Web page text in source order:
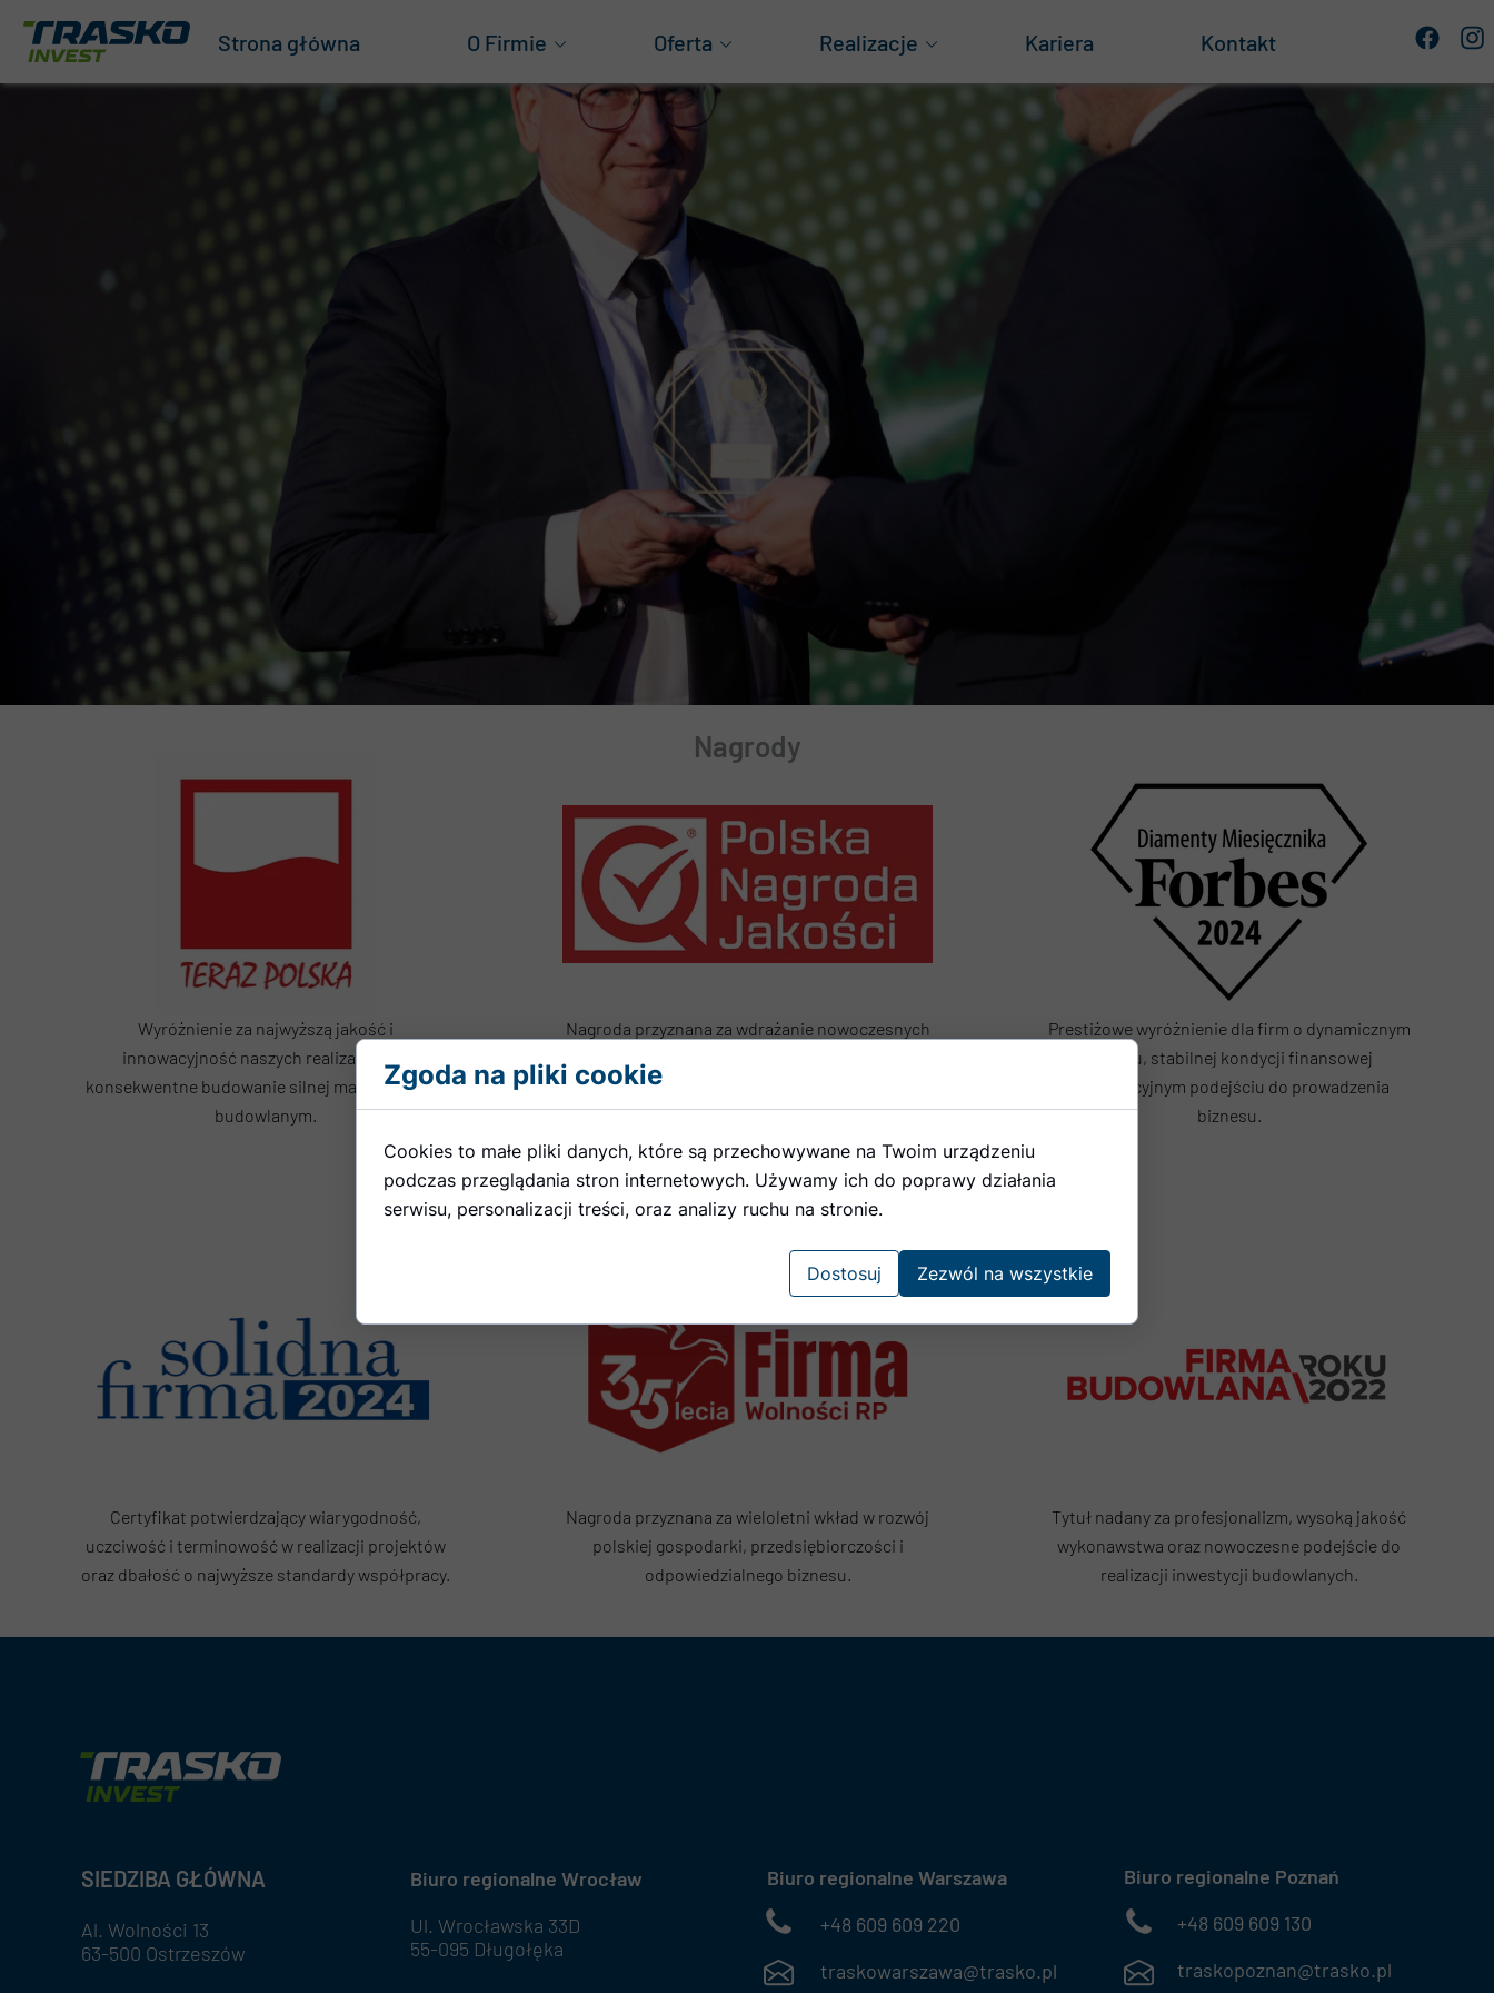
Strona główna O Firmie
O nas
Nasza historia
Zrównoważony rozwój
Aktualności
Oferta
Generalne wykonawstwo
Projektowanie
Konstrukcje aluminiowe
Realizacje
Obiekty produkcyjne
Magazyny wysokiego składowania
Obiekty mieszkaniowe
Obiekty handlowe
Pozostałe
Kariera Kontakt
Wyróżnienie za najwyższą jakość i
innowacyjność naszych realizacji oraz
konsekwentne budowanie silnej marki na rynku
budowlanym.
Nagroda przyznana za wdrażanie nowoczesnych
jakości świadczonych usług.
Prestiżowe wyróżnienie dla firm o dynamicznym
rozwoju, stabilnej kondycji finansowej
i innowacyjnym podejściu do prowadzenia
biznesu.
Certyfikat potwierdzający wiarygodność,
uczciwość i terminowość w realizacji projektów
oraz dbałość o najwyższe standardy współpracy.
Nagroda przyznana za wieloletni wkład w rozwój
polskiej gospodarki, przedsiębiorczości i
odpowiedzialnego biznesu.
Tytuł nadany za profesjonalizm, wysoką jakość
wykonawstwa oraz nowoczesne podejście do
realizacji inwestycji budowlanych.
Nagrody
Biuro regionalne Warszawa
+48 609 609 220
traskowarszawa@trasko.pl
Biuro regionalne Wrocław
Ul. Wrocławska 33D
55-095 Długołęka
SIEDZIBA GŁÓWNA
Al. Wolności 13
63-500 Ostrzeszów
Biuro regionalne Poznań
+48 609 609 130
traskopoznan@trasko.pl
Zgoda na pliki cookie
Cookies to małe pliki danych, które są przechowywane na Twoim urządzeniu
podczas przeglądania stron internetowych. Używamy ich do poprawy działania
serwisu, personalizacji treści, oraz analizy ruchu na stronie.
Dostosuj Zezwól na wszystkie